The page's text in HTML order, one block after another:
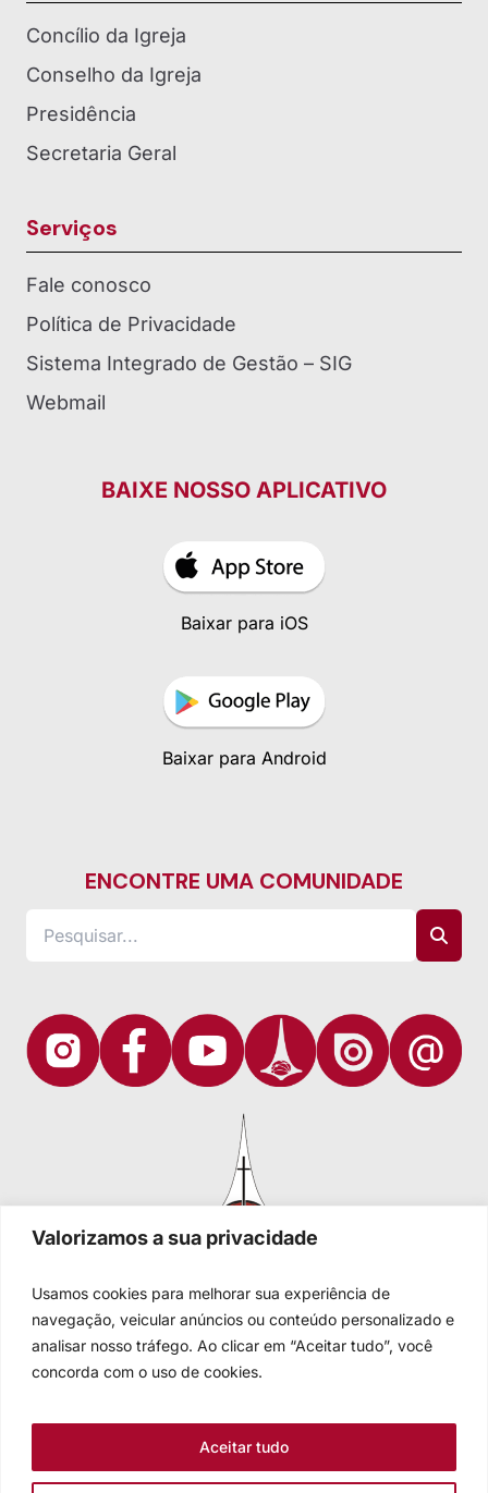
Valorizamos a sua privacidade
Usamos cookies para melhorar sua experiência de
navegação, veicular anúncios ou conteúdo personalizado e
analisar nosso tráfego. Ao clicar em “Aceitar tudo”, você
concorda com o uso de cookies.
Aceitar tudo
Concílio da Igreja
Conselho da Igreja
Presidência
Secretaria Geral
Serviços
Fale conosco
Política de Privacidade
Sistema Integrado de Gestão – SIG
Webmail
BAIXE NOSSO APLICATIVO
Baixar para iOS
Baixar para Android
ENCONTRE UMA COMUNIDADE
Igreja Evangélica de Confissão Luterana no Brasil
Sede nacional: Rua Senhor dos Passos, 202/4º andar Centro -
Fale conosco